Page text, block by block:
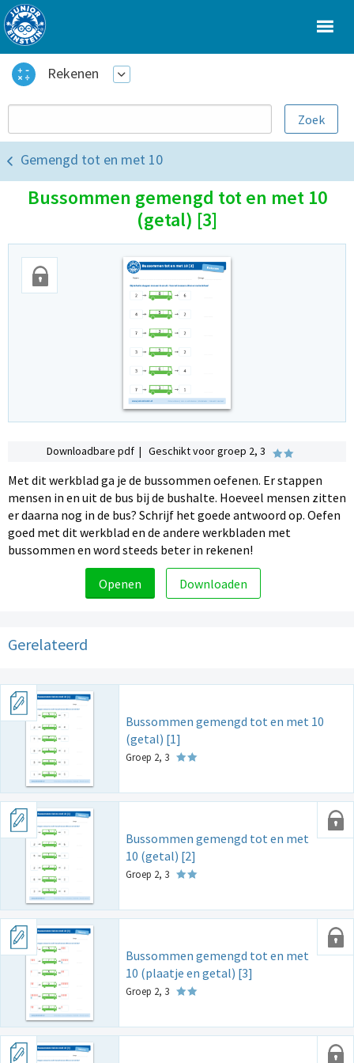
Rekenen
Gemengd tot en met 10
Bussommen gemengd tot en met 10
(getal) [3]
Downloadbare pdf | Geschikt voor groep 2, 3
Met dit werkblad ga je de bussommen oefenen. Er stappen
mensen in en uit de bus bij de bushalte. Hoeveel mensen zitten
er daarna nog in de bus? Schrijf het goede antwoord op. Oefen
goed met dit werkblad en de andere werkbladen met
bussommen en word steeds beter in rekenen!
Openen Downloaden
Gerelateerd
Bussommen gemengd tot en met 10
(getal) [1]
Groep 2, 3
Bussommen gemengd tot en met
10 (getal) [2]
Groep 2, 3
Bussommen gemengd tot en met
10 (plaatje en getal) [3]
Groep 2, 3